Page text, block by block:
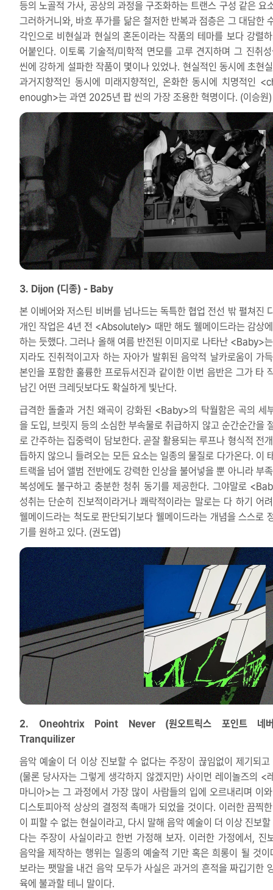
등의 노골적 가사, 공상의 과정을 구조화하는 트랜스 구성 같은 요
그러하거니와, 바흐 푸가를 닮은 철저한 반복과 점층은 그 대담한
각인으로 비현실과 현실의 혼돈이라는 작품의 테마를 보다 강렬
어붙인다. 이토록 기술적/미학적 면모를 고루 견지하며 그 진취
씬에 강하게 설파한 작품이 몇이나 있었나. 현실적인 동시에 초현
과거지향적인 동시에 미래지향적인, 온화한 동시에 치명적인
enough>는 과연 2025년 팝 씬의 가장 조용한 혁명이다. (이승원)
3. Dijon (디종) - Baby
본 이베어와 저스틴 비버를 넘나드는 독특한 협업 전선 밖 펼쳐진
개인 작업은 4년 전 <Absolutely> 때만 해도 웰메이드라는 감상
하는 듯했다. 그러나 올해 여름 반전된 이미지로 나타난 <Baby>
지라도 진취적이고자 하는 자아가 발휘된 음악적 날카로움이 가
본인을 포함한 훌륭한 프로듀서진과 같이한 이번 음반은 그가 타
남긴 어떤 크레딧보다도 확실하게 빛난다.
급격한 돌출과 거친 왜곡이 강화된 <Baby>의 탁월함은 곡의 세
을 도입, 브릿지 등의 소심한 부속물로 취급하지 않고 순간순간을
로 간주하는 집중력이 담보한다. 곧잘 활용되는 루프나 형식적 전
듭하지 않으니 들려오는 모든 요소는 일종의 물질로 다가온다. 이
트랙을 넘어 앨범 전반에도 강력한 인상을 불어넣을 뿐 아니라 부
복성에도 불구하고 충분한 청취 동기를 제공한다. 그야말로
성취는 단순히 진보적이라거나 쾌락적이라는 말로는 다 하기 어
웰메이드라는 척도로 판단되기보다 웰메이드라는 개념을 스스로
기를 원하고 있다. (권도엽)
2. Oneohtrix Point Never (원오트릭스 포인트 네
Tranquilizer
음악 예술이 더 이상 진보할 수 없다는 주장이 끊임없이 제기되고
(물론 당사자는 그렇게 생각하지 않겠지만) 사이먼 레이놀즈의 <
마니아>는 그 과정에서 가장 많이 사람들의 입에 오르내리며 이
디스토피아적 상상의 결정적 촉매가 되었을 것이다. 이러한 끔찍
이 피할 수 없는 현실이라고, 다시 말해 음악 예술이 더 이상 진보할
다는 주장이 사실이라고 한번 가정해 보자. 이러한 가정에서, 진
음악을 제작하는 행위는 일종의 예술적 기만 혹은 희롱이 될 것이
보라는 팻말을 내건 음악 모두가 사실은 과거의 흔적을 짜깁기한
육에 불과할 테니 말이다.